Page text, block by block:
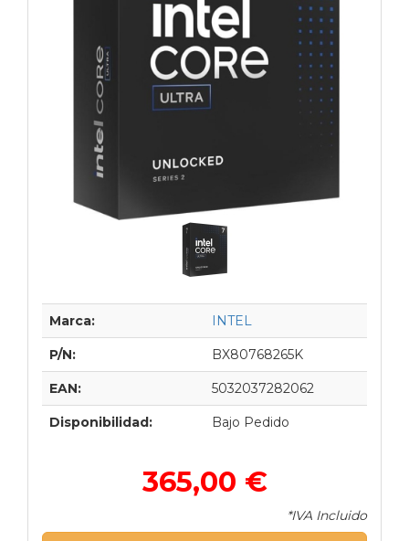
Marca: INTEL
P/N: BX80768265K
EAN: 5032037282062
Disponibilidad: Bajo Pedido
365,00 €
*IVA Incluido